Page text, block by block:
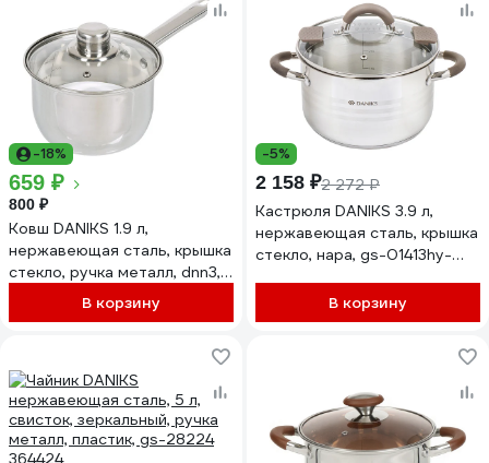
-18%
659 ₽
800 ₽
Ковш DANIKS 1.9 л,
нержавеющая сталь, крышка
стекло, ручка металл, dnn3,
sd-a17-16s 355345
В корзину
-5%
2 158 ₽2 272 ₽
Кастрюля DANIKS 3.9 л,
нержавеющая сталь, крышка
стекло, нара, gs-01413hy-
индукция 397627
В корзину